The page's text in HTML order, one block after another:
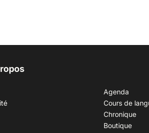
Agenda
Cours de
Chronique
Boutique